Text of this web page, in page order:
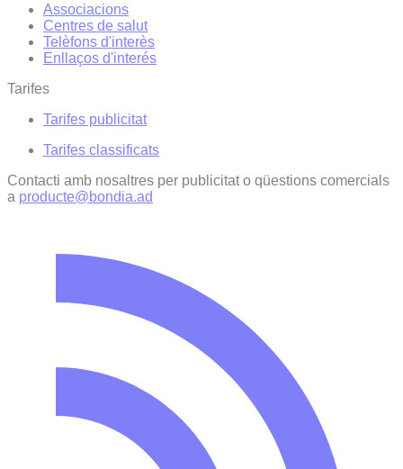
Associacions
Centres de salut
Telèfons d'interès
Enllaços d'interés
Tarifes
Tarifes publicitat
Tarifes classificats
Contacti amb nosaltres per publicitat o qüestions comercials
a producte@bondia.ad